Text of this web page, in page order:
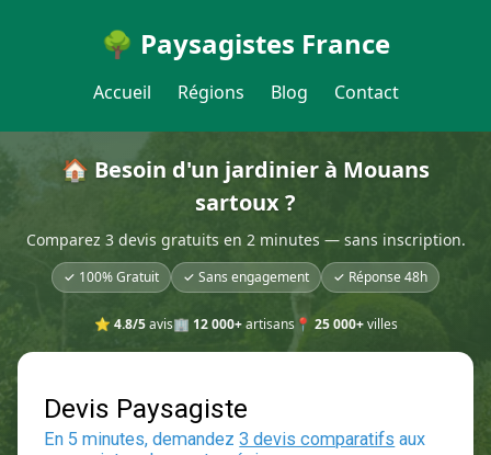
🌳 Paysagistes France
Accueil Régions Blog Contact
🏠 Besoin d'un jardinier à Mouans
sartoux ?
Comparez 3 devis gratuits en 2 minutes — sans inscription.
✓ 100% Gratuit ✓ Sans engagement ✓ Réponse 48h
⭐ 4.8/5avis🏢 12 000+artisans📍 25 000+villes